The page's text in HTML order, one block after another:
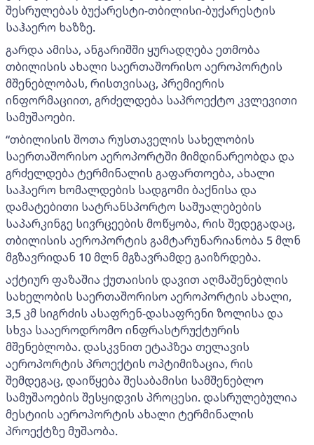
შესრულებას ბუქარესტი-თბილისი-ბუქარესტის
საჰაერო ხაზზე.
გარდა ამისა, ანგარიშში ყურადღება ეთმობა
თბილისის ახალი საერთაშორისო აეროპორტის
მშენებლობას, რისთვისაც, პრემიერის
ინფორმაციით, გრძელდება საპროექტო კვლევითი
სამუშაოები.
“თბილისის შოთა რუსთაველის სახელობის
საერთაშორისო აეროპორტში მიმდინარეობდა და
გრძელდება ტერმინალის გაფართოება, ახალი
საჰაერო ხომალდების სადგომი ბაქნისა და
დამატებითი სატრანსპორტო საშუალებების
საპარკინგე სივრცეების მოწყობა, რის შედეგადაც,
თბილისის აეროპორტის გამტარუნარიანობა 5 მლნ
მგზავრიდან 10 მლნ მგზავრამდე გაიზრდება.
აქტიურ ფაზაშია ქუთაისის დავით აღმაშენებლის
სახელობის საერთაშორისო აეროპორტის ახალი,
3,5 კმ სიგრძის ასაფრენ-დასაფრენი ზოლისა და
სხვა სააეროდრომო ინფრასტრუქტურის
მშენებლობა. დასკვნით ეტაპზეა თელავის
აეროპორტის პროექტის ოპტიმიზაცია, რის
შემდეგაც, დაიწყება შესაბამისი სამშენებლო
სამუშაოების შესყიდვის პროცესი. დასრულებულია
მესტიის აეროპორტის ახალი ტერმინალის
პროექტზე მუშაობა.